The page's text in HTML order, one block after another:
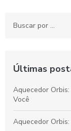
Últimas
Aquecedor
Você
Aquecedor